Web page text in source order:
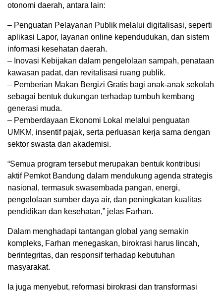
otonomi daerah, antara lain:
– Penguatan Pelayanan Publik melalui digitalisasi, seperti
aplikasi Lapor, layanan online kependudukan, dan sistem
informasi kesehatan daerah.
– Inovasi Kebijakan dalam pengelolaan sampah, penataan
kawasan padat, dan revitalisasi ruang publik.
– Pemberian Makan Bergizi Gratis bagi anak-anak sekolah
sebagai bentuk dukungan terhadap tumbuh kembang
generasi muda.
– Pemberdayaan Ekonomi Lokal melalui penguatan
UMKM, insentif pajak, serta perluasan kerja sama dengan
sektor swasta dan akademisi.
“Semua program tersebut merupakan bentuk kontribusi
aktif Pemkot Bandung dalam mendukung agenda strategis
nasional, termasuk swasembada pangan, energi,
pengelolaan sumber daya air, dan peningkatan kualitas
pendidikan dan kesehatan,” jelas Farhan.
Dalam menghadapi tantangan global yang semakin
kompleks, Farhan menegaskan, birokrasi harus lincah,
berintegritas, dan responsif terhadap kebutuhan
masyarakat.
Ia juga menyebut, reformasi birokrasi dan transformasi